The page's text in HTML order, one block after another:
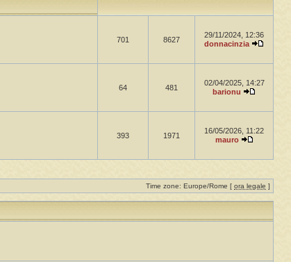
701 8627
29/11/2024, 12:36
donnacinzia
64 481
02/04/2025, 14:27
barionu
393 1971
16/05/2026, 11:22
mauro
Time zone: Europe/Rome [ ora legale ]